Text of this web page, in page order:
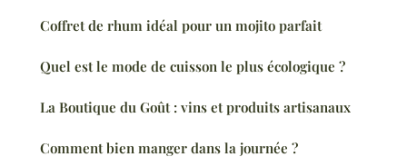
Coffret de rhum idéal pour un mojito parfait
Quel est le mode de cuisson le plus écologique ?
La Boutique du Goût : vins et produits artisanaux
Comment bien manger dans la journée ?